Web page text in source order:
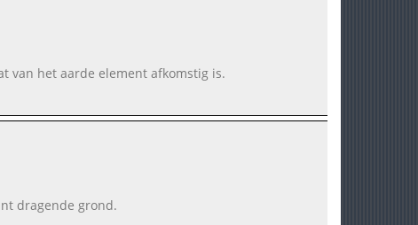
van het aarde element afkomstig is.
dragende grond.